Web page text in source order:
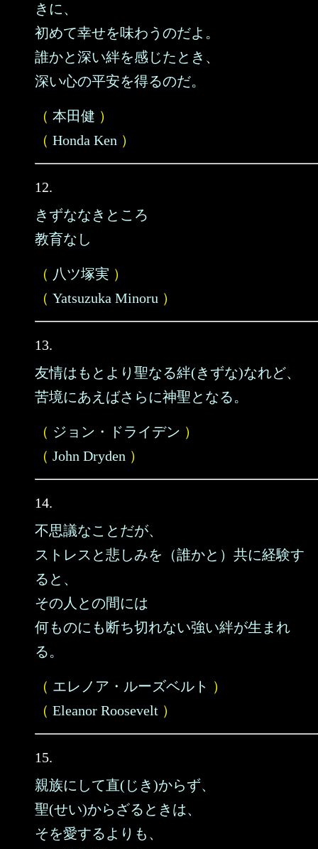
きに、
初めて幸せを味わうのだよ。
誰かと深い絆を感じたとき、
深い心の平安を得るのだ。
（ 本田健 ）
（ Honda Ken ）
12.
きずななきところ
教育なし
（ 八ツ塚実 ）
（ Yatsuzuka Minoru ）
13.
友情はもとより聖なる絆(きずな)なれど、
苦境にあえばさらに神聖となる。
（ ジョン・ドライデン ）
（ John Dryden ）
14.
不思議なことだが、
ストレスと悲しみを（誰かと）共に経験す
ると、
その人との間には
何ものにも断ち切れない強い絆が生まれ
る。
（ エレノア・ルーズベルト ）
（ Eleanor Roosevelt ）
15.
親族にして直(じき)からず、
聖(せい)からざるときは、
そを愛するよりも、